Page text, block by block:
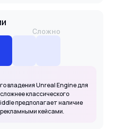
Сложно
владения Unreal Engine для
классического
предполагает наличие
кейсами.